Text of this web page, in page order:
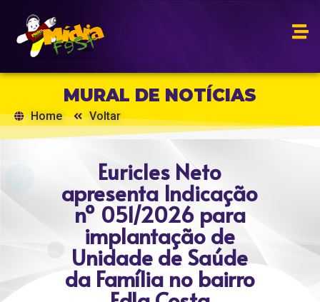
MURAL DE NOTÍCIAS
Home Voltar
Euricles Neto
apresenta Indicação
nº 051/2026 para
implantação de
Unidade de Saúde
da Família no bairro